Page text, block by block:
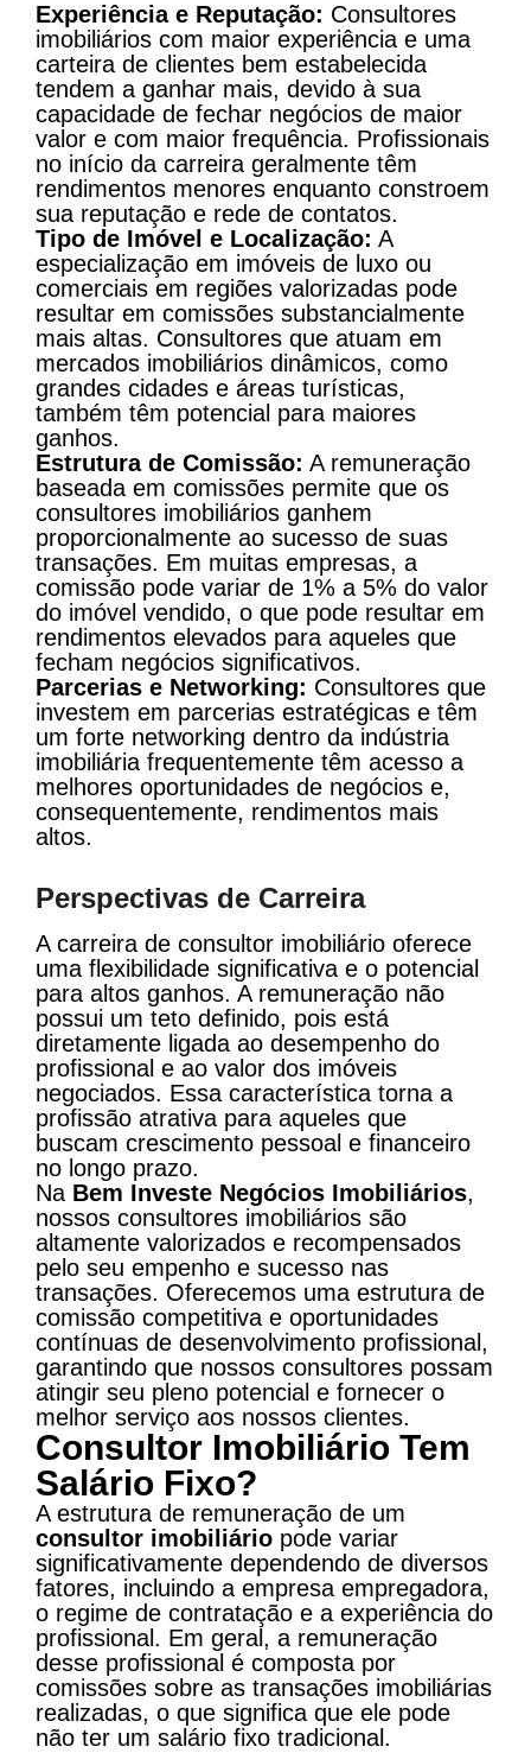
Experiência e Reputação: Consultores
imobiliários com maior experiência e uma
carteira de clientes bem estabelecida
tendem a ganhar mais, devido à sua
capacidade de fechar negócios de maior
valor e com maior frequência. Profissionais
no início da carreira geralmente têm
rendimentos menores enquanto constroem
sua reputação e rede de contatos.
Tipo de Imóvel e Localização: A
especialização em imóveis de luxo ou
comerciais em regiões valorizadas pode
resultar em comissões substancialmente
mais altas. Consultores que atuam em
mercados imobiliários dinâmicos, como
grandes cidades e áreas turísticas,
também têm potencial para maiores
ganhos.
Estrutura de Comissão: A remuneração
baseada em comissões permite que os
consultores imobiliários ganhem
proporcionalmente ao sucesso de suas
transações. Em muitas empresas, a
comissão pode variar de 1% a 5% do valor
do imóvel vendido, o que pode resultar em
rendimentos elevados para aqueles que
fecham negócios significativos.
Parcerias e Networking: Consultores que
investem em parcerias estratégicas e têm
um forte networking dentro da indústria
imobiliária frequentemente têm acesso a
melhores oportunidades de negócios e,
consequentemente, rendimentos mais
altos.
Perspectivas de Carreira
A carreira de consultor imobiliário oferece
uma flexibilidade significativa e o potencial
para altos ganhos. A remuneração não
possui um teto definido, pois está
diretamente ligada ao desempenho do
profissional e ao valor dos imóveis
negociados. Essa característica torna a
profissão atrativa para aqueles que
buscam crescimento pessoal e financeiro
no longo prazo.
Na Bem Investe Negócios Imobiliários,
nossos consultores imobiliários são
altamente valorizados e recompensados
pelo seu empenho e sucesso nas
transações. Oferecemos uma estrutura de
comissão competitiva e oportunidades
contínuas de desenvolvimento profissional,
garantindo que nossos consultores possam
atingir seu pleno potencial e fornecer o
melhor serviço aos nossos clientes.
Consultor Imobiliário Tem
Salário Fixo?
A estrutura de remuneração de um
consultor imobiliário pode variar
significativamente dependendo de diversos
fatores, incluindo a empresa empregadora,
o regime de contratação e a experiência do
profissional. Em geral, a remuneração
desse profissional é composta por
comissões sobre as transações imobiliárias
realizadas, o que significa que ele pode
não ter um salário fixo tradicional.